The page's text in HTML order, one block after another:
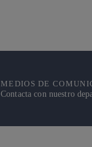
MEDIOS DE
Contacta con nuestro